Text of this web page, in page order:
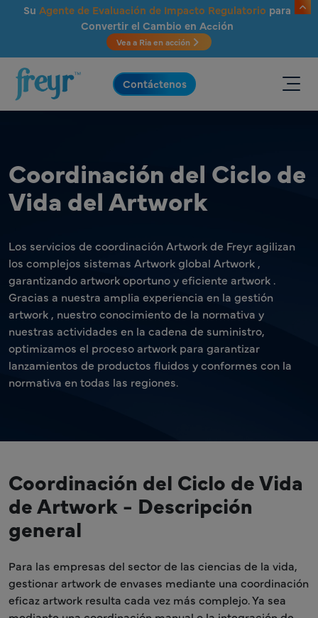
Saltar al contenido principal
Su Agente de Evaluación de Impacto Regulatorio para
Convertir el Cambio en Acción
Vea a Ria en acción
.
Contáctenos
Coordinación del Ciclo de
Vida del Artwork
Los servicios de coordinación Artwork de Freyr agilizan
los complejos sistemas Artwork global Artwork ,
garantizando artwork oportuno y eficiente artwork .
Gracias a nuestra amplia experiencia en la gestión
artwork , nuestro conocimiento de la normativa y
nuestras actividades en la cadena de suministro,
optimizamos el proceso artwork para garantizar
lanzamientos de productos fluidos y conformes con la
normativa en todas las regiones.
Coordinación del Ciclo de Vida
de Artwork - Descripción
general
Para las empresas del sector de las ciencias de la vida,
gestionar artwork de envases mediante una coordinación
eficaz artwork resulta cada vez más complejo. Ya sea